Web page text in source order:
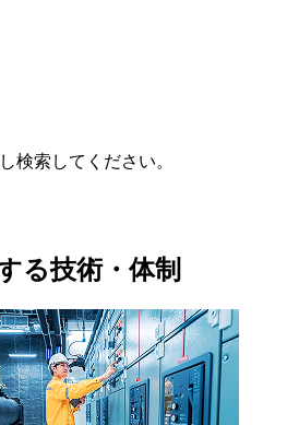
検索してください。
る技術・体制